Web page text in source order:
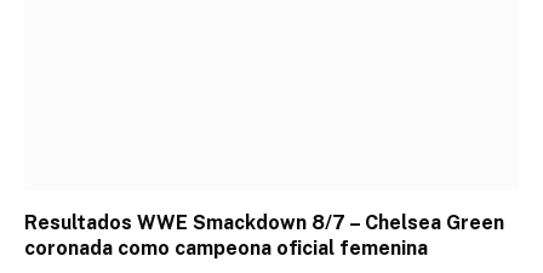
Resultados WWE Smackdown 8/7 – Chelsea Green
coronada como campeona oficial femenina